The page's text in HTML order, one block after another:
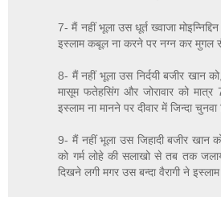
7- मैं नहीं भूला उस धूर्त ख्वाजा
इस्लाम कबूल ना करने पर नग्न कर मुगल
8- मैं नहीं भूला उस निर्दयी बजीर खान
मासूम फतेहसिंग और जोरावार को
इस्लाम ना मानने पर दीवार में जिन्दा चुनवा
9- मैं नहीं भूला उस जिहादी बजीर खान
को गर्म लोहे की सलाखो से तब तक
दिखने लगी मगर उस बन्दा वैरागी ने इस्लाम